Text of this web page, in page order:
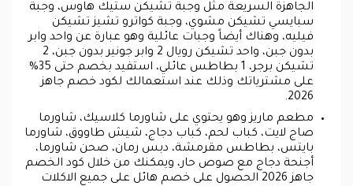
الجاهزة السريعة مثل وجبة تشيكن ستيك هاوس، وجبة
سبايسي تشيكن مشوي، وجبة كواترو تشيز تشيكن
فيليه، وهناك أيضاً وجبات عائلية وهو عبارة عن واحد وابر
بدون جبن، واحد تشيكن رويال 2 وابر جونير بدون جبن، 2
تشيكن برجر، 1 بطاطس عائلي، استفيد بخصم حتى 35%
على مشترياتك وذلك عند استعمالك لكود خصم جاهز
2026.
مطعم ماريز وهو يحتوي على شاورما كلاسيك، شاورما
صاج لايت، كباب لحم، كباب دجاج، شيش طاووق، شاورما
بايتس، بطاطس مقرمشة، دبس رمان، صحن شاورما،
أجنحة دجاج مع صوص حار، ويمكنك من خلال كود الخصم
جاهز 2026 الحصول على خصم هائل على جميع الاكلات